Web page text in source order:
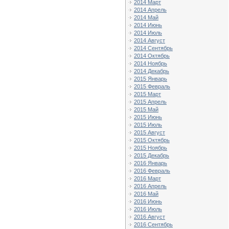
2014 Март
2014 Апрель
2014 Май
2014 Июнь
2014 Июль
2014 Август
2014 Сентябрь
2014 Октябрь
2014 Ноябрь
2014 Декабрь
2015 Январь
2015 Февраль
2015 Март
2015 Апрель
2015 Май
2015 Июнь
2015 Июль
2015 Август
2015 Октябрь
2015 Ноябрь
2015 Декабрь
2016 Январь
2016 Февраль
2016 Март
2016 Апрель
2016 Май
2016 Июнь
2016 Июль
2016 Август
2016 Сентябрь